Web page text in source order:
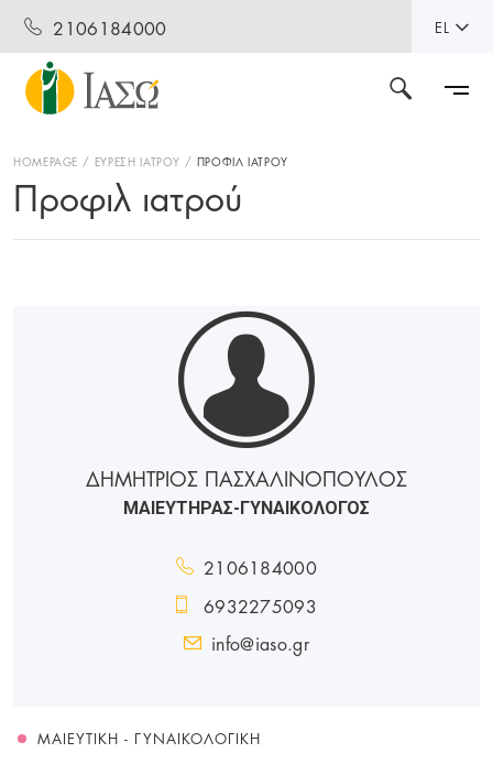
2106184000 EL
HOMEPAGE ΕΥΡΕΣΗ ΙΑΤΡΟΥ ΠΡΟΦΙΛ ΙΑΤΡΟΥ
Προφιλ ιατρού
ΔΗΜΗΤΡΙΟΣ ΠΑΣΧΑΛΙΝΟΠΟΥΛΟΣ
ΜΑΙΕΥΤΗΡΑΣ-ΓΥΝΑΙΚΟΛΟΓΟΣ
2106184000
6932275093
info@iaso.gr
ΜΑΙΕΥΤΙΚΉ - ΓΥΝΑΙΚΟΛΟΓΙΚΉ